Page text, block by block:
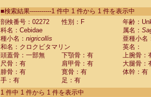
CebidaeSaguinus labiatus(0)
Cebidae Saguinus leucopus (0)
Cebidae
CebidaeSaguinus mystax
CebidaeSaguinus nigricollis (1)
Cebidae Saguinus oedipus
Cebidae Saguinus weddelli
Cebidae Saguinusspp.
Cebidae Aotus trivirgatus
Cebidae Cebus albifrons
■検索結果-----------1 件中 1 件から 1 件を表示中
剖検番号：02272
性別：F
年齢：
科名：Cebidae
属名：
種小名： nigricollis
亜種小名
和名：クロクビタマリン
英名：
頭蓋骨：一部無
下顎骨：有
上腕骨：
尺骨：有
肩甲骨：有
大腿骨：
腓骨：有
寛骨：有
体幹：有
手：有
足：有
1 件中 1 件から 1 件を表示中